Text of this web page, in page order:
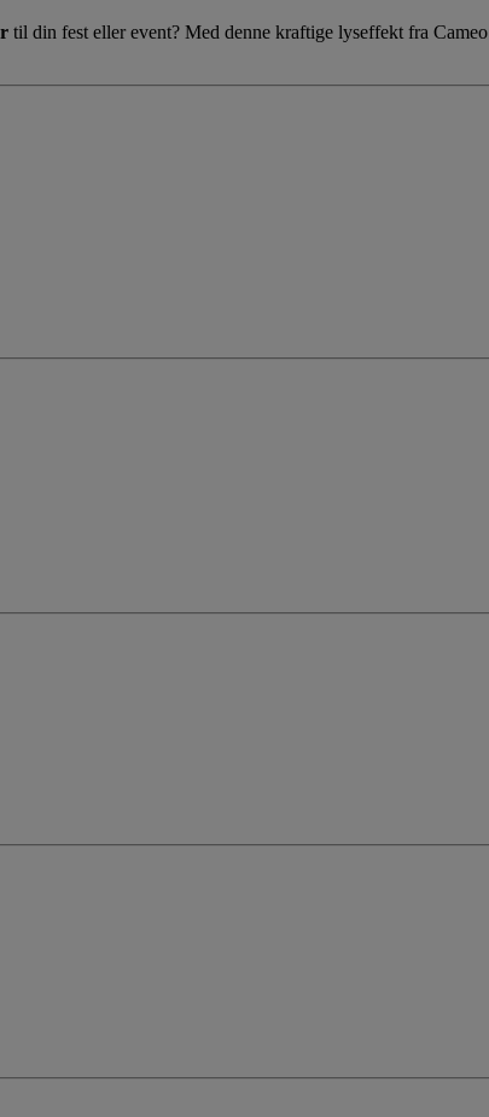
til din fest eller event? Med denne kraftige lyseffekt fra Cameo